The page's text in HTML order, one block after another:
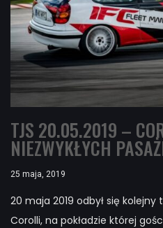
TJS 20.05.2019 –
NIEZWYKŁYCH
25 maja, 2019
20 maja 2019 odbył się kolejny
Corolli, na pokładzie której